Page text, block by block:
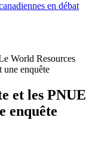
en débat
World Resources
une enquête
et les PNUE
enquête